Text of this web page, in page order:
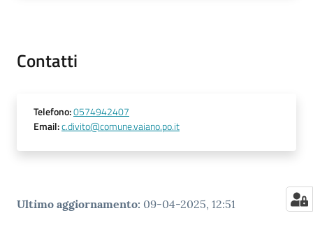
Contatti
Telefono:0574942407
Email:c.divito@comune.vaiano.po.it
Ultimo aggiornamento: 09-04-2025, 12:51